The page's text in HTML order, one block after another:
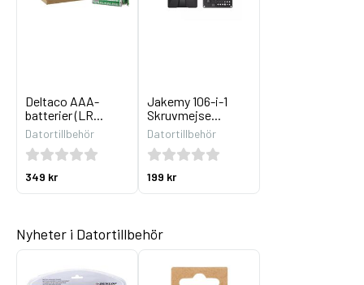
Deltaco AAA-
batterier (LR...
Datortillbehör
349 kr
Jakemy 106-i-1
Skruvmejse...
Datortillbehör
199 kr
Nyheter i Datortillbehör